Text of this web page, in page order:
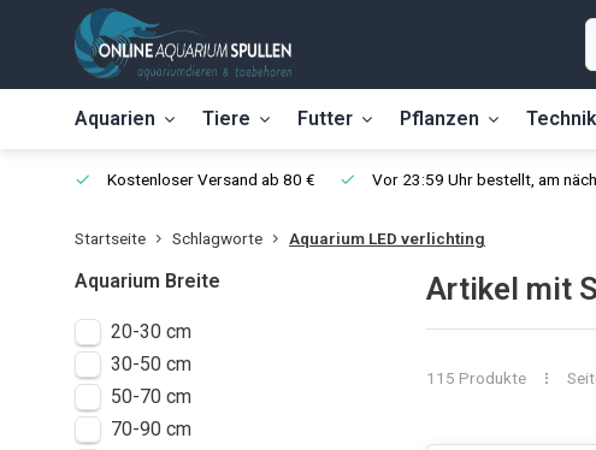
Aquarien Tiere Futter Pflanzen Technik
Kostenloser Versand ab 80 € Vor 23:59 Uhr bestellt, am
Startseite Schlagworte Aquarium LED verlichting
Aquarium Breite
20-30 cm
30-50 cm
50-70 cm
70-90 cm
Artikel mit
115 Produkte